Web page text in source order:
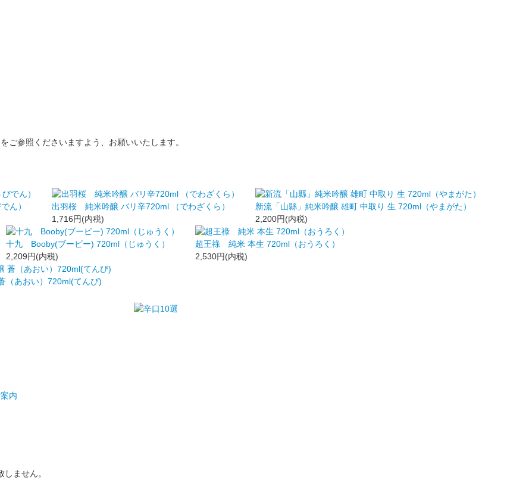
ご参照くださいますよう、お願いいたします。
ん）
出羽桜 純米吟醸 バリ辛720ml （でわざくら）
1,716円(内税)
新流「山縣」純米吟醸 雄町 中取り 生 720ml（やまがた）
2,200円(内税)
十九 Booby(ブービー) 720ml（じゅうく）
2,209円(内税)
超王祿 純米 本生 720ml（おうろく）
2,530円(内税)
あおい）720ml(てんび)
内
ません。